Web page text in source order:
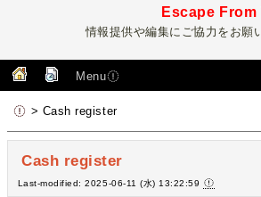
Escape
情報提供や編集にご協力をお願
Menu
> Cash register
Cash register
Last-modified: 2025-06-11 (水) 13:22:59